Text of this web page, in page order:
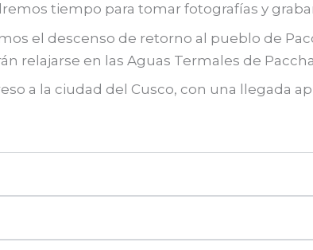
tiempo para tomar fotografías y
el descenso de retorno al pueblo de
relajarse en las Aguas Termales de
a la ciudad del Cusco, con una llegada